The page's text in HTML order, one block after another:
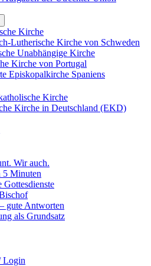
Kirche
Lutherische Kirche von Schweden
Unabhängige Kirche
Kirche von Portugal
Episkopalkirche Spaniens
Kirche
Kirche in Deutschland (EKD)
Wir auch.
5 Minuten
Gottesdienste
gute Antworten
als Grundsatz
Login